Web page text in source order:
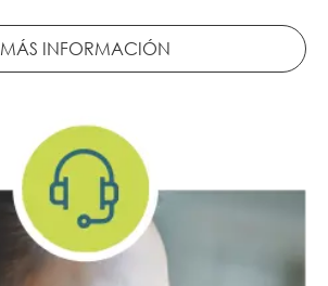
MÁS INFORMACIÓN